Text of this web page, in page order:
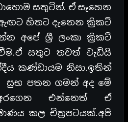
සතුටින්. ඒ සෑහෙන
හිතට දැනෙන ක්‍රිකට්
අපේ ශ්‍රී ලංකා ක්‍රිකට්
සතුට තවත් වැඩියි
කණ්ඩායම නිසා.ඉතින්
සුභ පතන ගමන් අද මේ
එන්නෙත් ඒ
කල චිත්‍රපටයක්.අපි